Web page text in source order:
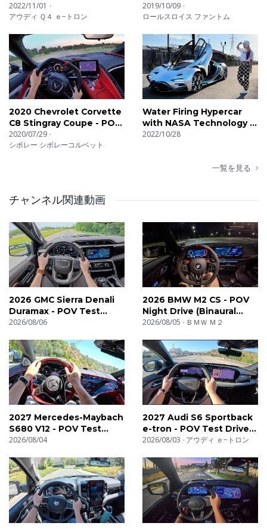
Tron
2022/11/01
アウディ Ｑ４ ｅ−トロン
Luxurious Car!
2019/10/09
ロールスロイス ファントム
2020 Chevrolet Corvette
C8 Stingray Coupe - POV
First Impressions
2020/07/29
シボレー シボレーコルベット
Water Firing Hypercar
with NASA Technology |
Hyperion
2022/10/28
一覧を見る
チャンネル関連動画
2026 GMC Sierra Denali
Duramax - POV Test
Drive (Binaural Audio)
2026/08/06
2026 BMW M2 CS - POV
Night Drive (Binaural
Audio)
2026/08/05 ＢＭＷ Ｍ２
2027 Mercedes-Maybach
S680 V12 - POV Test
Drive (Binaural Audio)
2026/08/04
2027 Audi S6 Sportback
e-tron - POV Test Drive
(Binaural Audio)
2026/08/03 アウディ ｅ−トロン